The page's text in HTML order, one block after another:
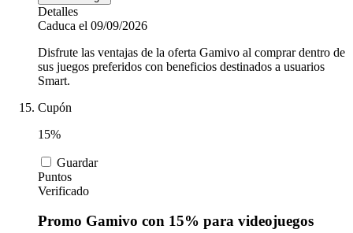
Detalles
Caduca el 09/09/2026
Disfrute las ventajas de la oferta Gamivo al comprar dentro de
sus juegos preferidos con beneficios destinados a usuarios
Smart.
Cupón
15%
Guardar
Puntos
Verificado
Promo Gamivo con 15% para videojuegos